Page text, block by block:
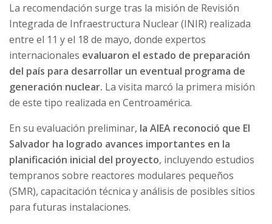
La recomendación surge tras la misión de Revisión
Integrada de Infraestructura Nuclear (INIR) realizada
entre el 11 y el 18 de mayo, donde expertos
internacionales evaluaron el estado de preparación
del país para desarrollar un eventual programa de
generación nuclear. La visita marcó la primera misión
de este tipo realizada en Centroamérica.
En su evaluación preliminar, la AIEA reconoció que El
Salvador ha logrado avances importantes en la
planificación inicial del proyecto, incluyendo estudios
tempranos sobre reactores modulares pequeños
(SMR), capacitación técnica y análisis de posibles sitios
para futuras instalaciones.